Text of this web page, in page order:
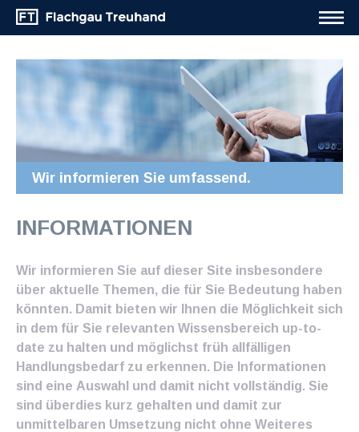
Wir informieren Sie umfassend.
INFORMATIONEN
Wir informieren Sie auf dieser Site insbesondere
über aktuelle Themen, die für Sie Bedeutung haben
könnten. Damit bieten wir Ihnen die Möglichkeit sich
in dem für Sie relevanten Wissensbereich up-to-
date zu halten und möglichst früh allfälligen
Handlungsbedarf zu erkennen. Die Informationen
sind eine Auswahl und damit nicht vollständig. Sie
sind überdies kurz gehalten und damit zur
unmittelbaren Umsetzung nicht ohne Weiteres